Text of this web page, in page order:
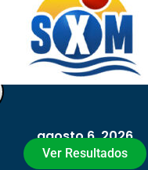
SXM Medio día - Pick 3
agosto 6, 2026
Ver Resultados